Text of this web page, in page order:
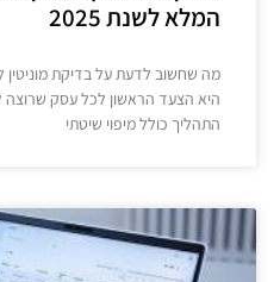
המלא לשנת 2025
מה שחשוב לדעת על בדיקת מוניטין
היא הצעד הראשון לכל עסק שרוצה
התהליך כולל מיפוי שיטתי